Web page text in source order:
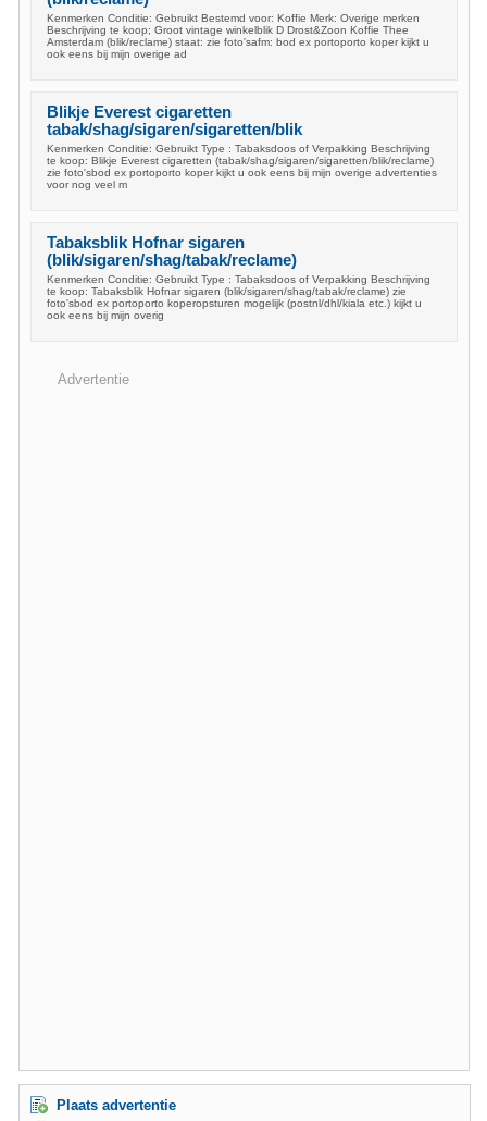
Kenmerken Conditie: Gebruikt Bestemd voor: Koffie Merk: Overige merken
Beschrijving te koop; Groot vintage winkelblik D Drost&Zoon Koffie Thee
Amsterdam (blik/reclame) staat: zie foto'safm: bod ex portoporto koper kijkt u
ook eens bij mijn overige ad
Blikje Everest cigaretten
tabak/shag/sigaren/sigaretten/blik
Kenmerken Conditie: Gebruikt Type : Tabaksdoos of Verpakking Beschrijving
te koop: Blikje Everest cigaretten (tabak/shag/sigaren/sigaretten/blik/reclame)
zie foto'sbod ex portoporto koper kijkt u ook eens bij mijn overige advertenties
voor nog veel m
Tabaksblik Hofnar sigaren
(blik/sigaren/shag/tabak/reclame)
Kenmerken Conditie: Gebruikt Type : Tabaksdoos of Verpakking Beschrijving
te koop: Tabaksblik Hofnar sigaren (blik/sigaren/shag/tabak/reclame) zie
foto'sbod ex portoporto koperopsturen mogelijk (postnl/dhl/kiala etc.) kijkt u
ook eens bij mijn overig
Advertentie
Plaats advertentie